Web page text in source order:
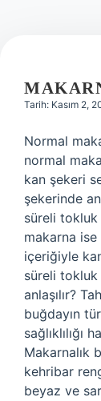
Tarih: Kasım 2,
Normal
normal
kan şekeri
şekerinde
süreli tokluk
makarna
içeriğiyle
süreli tokluk
anlaşılır?
buğdayın
sağlıklılığı
Makarnalık
kehribar
beyaz ve